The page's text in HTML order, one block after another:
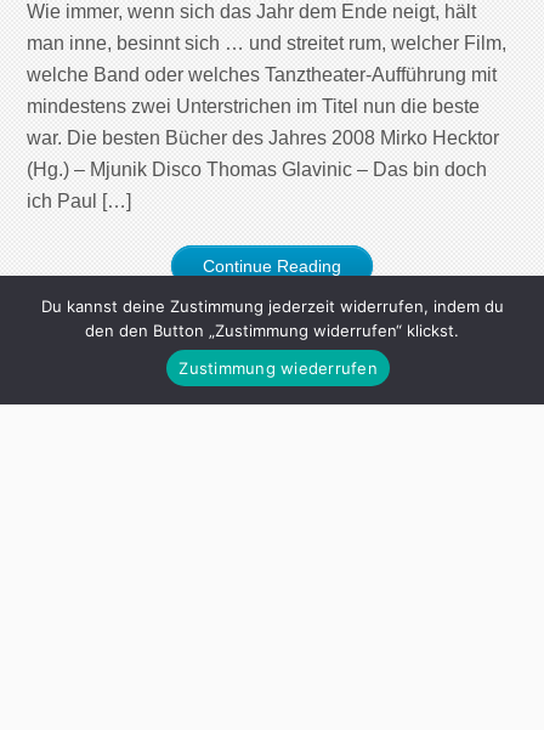
Wie immer, wenn sich das Jahr dem Ende neigt, hält
man inne, besinnt sich … und streitet rum, welcher Film,
welche Band oder welches Tanztheater-Aufführung mit
mindestens zwei Unterstrichen im Titel nun die beste
war. Die besten Bücher des Jahres 2008 Mirko Hecktor
(Hg.) – Mjunik Disco Thomas Glavinic – Das bin doch
ich Paul […]
Continue Reading
Du kannst deine Zustimmung jederzeit widerrufen, indem du
den den Button „Zustimmung widerrufen“ klickst.
Zustimmung wiederrufen